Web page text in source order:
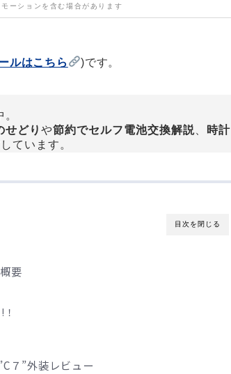
ーションを含む場合があります
ルはこちら )です。
せどり や節約でセルフ電池交換解説、
時計
ています。
目次を閉じる
要
７”外装レビュー